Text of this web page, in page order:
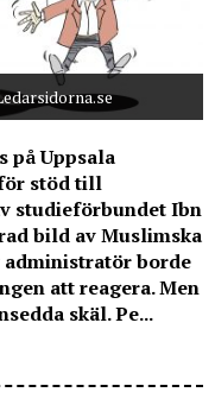
på Uppsala
stöd till
studieförbundet Ibn
bild av Muslimska
administratör borde
att reagera. Men
skäl. Pe...